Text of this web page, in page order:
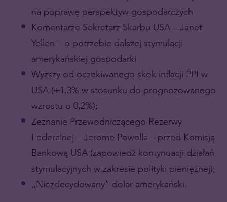
na poprawę perspektyw gospodarczych
Komentarze Sekretarz Skarbu USA – Janet
Yellen – o potrzebie dalszej stymulacji
amerykańskiej gospodarki
Wyższy od oczekiwanego skok inflacji PPI w
USA (+1,3% w stosunku do prognozowanego
wzrostu o 0,2%);
Zeznanie Przewodniczącego Rezerwy
Federalnej – Jerome Powella – przed Komisją
Bankową USA (zapowiedź kontynuacji działań
stymulacyjnych w zakresie polityki pieniężnej);
„Niezdecydowany” dolar amerykański.